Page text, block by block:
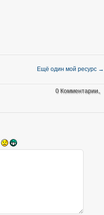
Ещё один мой ресурс →
0 Комментарии。